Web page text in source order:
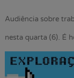
Audiência sobre
nesta quarta (6). É